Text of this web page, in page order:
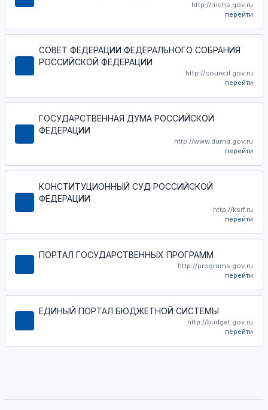
http://mchs.gov.ru
перейти
СОВЕТ ФЕДЕРАЦИИ ФЕДЕРАЛЬНОГО СОБРАНИЯ
РОССИЙСКОЙ ФЕДЕРАЦИИ
http://council.gov.ru
перейти
ГОСУДАРСТВЕННАЯ ДУМА РОССИЙСКОЙ
ФЕДЕРАЦИИ
http://www.duma.gov.ru
перейти
КОНСТИТУЦИОННЫЙ СУД РОССИЙСКОЙ
ФЕДЕРАЦИИ
http://ksrf.ru
перейти
ПОРТАЛ ГОСУДАРСТВЕННЫХ ПРОГРАММ
http://programs.gov.ru
перейти
ЕДИНЫЙ ПОРТАЛ БЮДЖЕТНОЙ СИСТЕМЫ
http://budget.gov.ru
перейти